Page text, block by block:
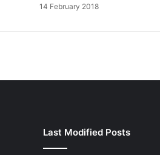
14 February 2018
Last Modified Posts